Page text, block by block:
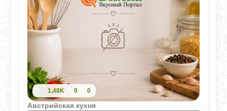
1,48K 0 0
Австрийская кухня